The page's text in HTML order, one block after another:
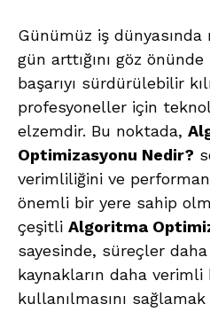
Günümüz iş
gün arttığını göz
başarıyı sürdürülebilir
profesyoneller için
elzemdir. Bu noktada,
Optimizasyonu Nedir?
verimliliğini ve
önemli bir yere sahip
çeşitli Algoritma
sayesinde, süreçler daha
kaynakların daha
kullanılmasını